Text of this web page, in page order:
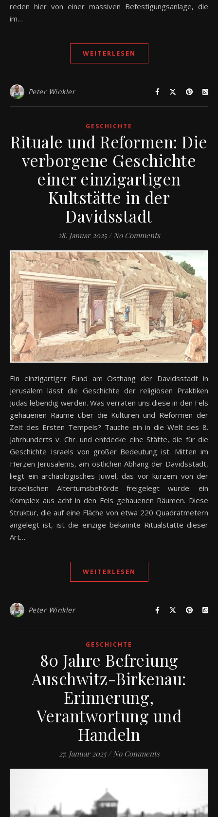
reden hier von einer massiven Befestigungsanlage, die
im…
WEITERLESEN
Peter Winkler
GESCHICHTE
Rituale und Reformen: Die
verborgene Geschichte
einer einzigartigen
Kultstätte in der
Davidsstadt
28. Januar 2025 / No Comments
Ein einzigartiger Fund am Osthang der Davidsstadt in
Jerusalem lässt die Geschichte der religiösen Praktiken
Judas lebendig werden. Was verraten uns diese in den Fels
gehauenen Räume über die Kulturen und Reformen der
Zeit des Ersten Tempels? Tauche ein in die Welt des 8.
Jahrhunderts v. Chr. und entdecke eine Stätte, die für die
Geschichte Israels von großer Bedeutung ist. Mitten im
Herzen Jerusalems, am östlichen Abhang der Davidsstadt,
liegt ein archäologisches Juwel, das vor kurzem von der
israelischen Altertumsbehörde freigelegt wurde: ein
Komplex aus acht in den Fels gehauenen Räumen. Diese
Struktur, die auf eine Fläche von etwa 220 Quadratmetern
angelegt ist, ist die einzige bekannte Ritualstätte dieser
Art…
WEITERLESEN
Peter Winkler
GESCHICHTE
80 Jahre Befreiung
Auschwitz-Birkenau:
Erinnerung,
Verantwortung und
Handeln
27. Januar 2025 / No Comments